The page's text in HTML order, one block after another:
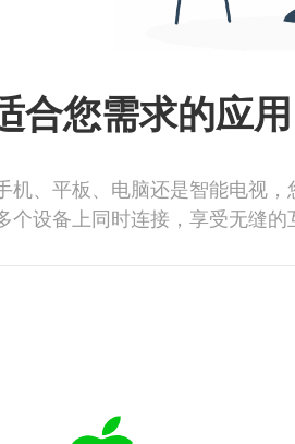
合您需求的应用
、平板、电脑还是智能电视，
设备上同时连接，享受无缝的